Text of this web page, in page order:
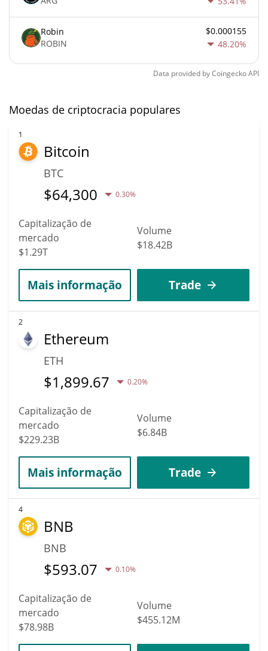
Robin
ROBIN
$0.000155
48.20%
Data provided byCoingeckoAPI
Moedas de criptocracia populares
1
Bitcoin
BTC
$64,300 0.30%
Capitalização de
mercado
$1.29T
Volume
$18.42B
Mais informação Trade
2
Ethereum
ETH
$1,899.67 0.20%
Capitalização de
mercado
$229.23B
Volume
$6.84B
Mais informação Trade
4
BNB
BNB
$593.07 0.10%
Capitalização de
mercado
$78.98B
Volume
$455.12M